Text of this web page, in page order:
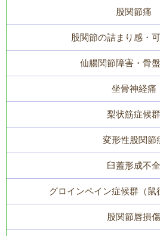
股関節痛
股関節の詰まり感・
仙腸関節障害・骨
坐骨神経痛
梨状筋症候群
変形性股関節
臼蓋形成不全
グロインペイン症候群（鼠
股関節唇損傷